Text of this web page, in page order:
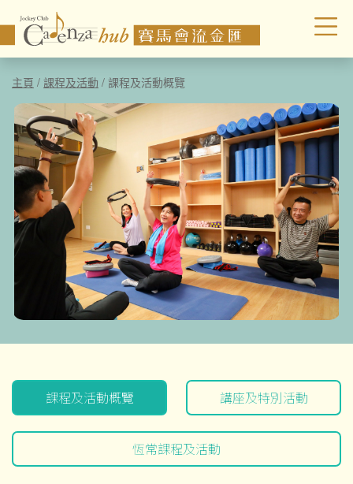
主頁 / 課程及活動 / 課程及活動概覽
課程及活動概覽 講座及特別活動
恆常課程及活動